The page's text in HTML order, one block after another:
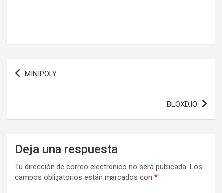
Navegación
MINIPOLY
BLOXD.IO
Deja una respuesta
Tu dirección de correo electrónico no será publicada. Los
campos obligatorios están marcados con *